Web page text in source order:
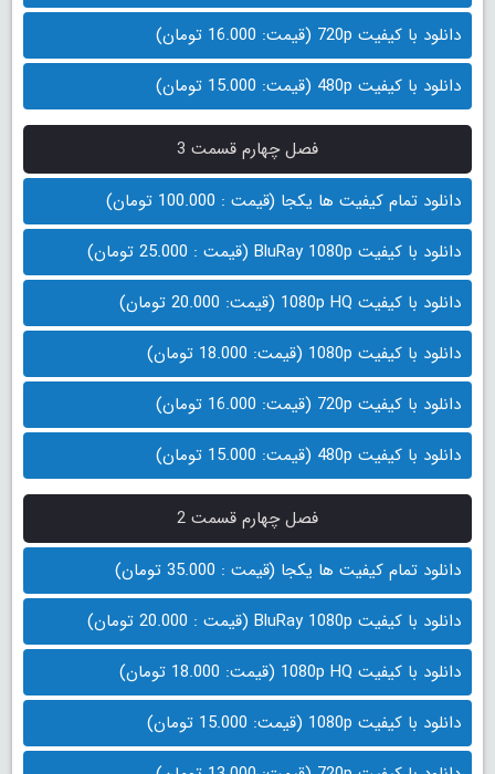
دانلود با کیفیت 720p (قیمت: 16.000 تومان)
دانلود با کیفیت 480p (قیمت: 15.000 تومان)
فصل چهارم قسمت 3
دانلود تمام کیفیت ها یکجا (قیمت : 100.000 تومان)
دانلود با کیفیت BluRay 1080p (قیمت : 25.000 تومان)
دانلود با کیفیت 1080p HQ (قیمت: 20.000 تومان)
دانلود با کیفیت 1080p (قیمت: 18.000 تومان)
دانلود با کیفیت 720p (قیمت: 16.000 تومان)
دانلود با کیفیت 480p (قیمت: 15.000 تومان)
فصل چهارم قسمت 2
دانلود تمام کیفیت ها یکجا (قیمت : 35.000 تومان)
دانلود با کیفیت BluRay 1080p (قیمت : 20.000 تومان)
دانلود با کیفیت 1080p HQ (قیمت: 18.000 تومان)
دانلود با کیفیت 1080p (قیمت: 15.000 تومان)